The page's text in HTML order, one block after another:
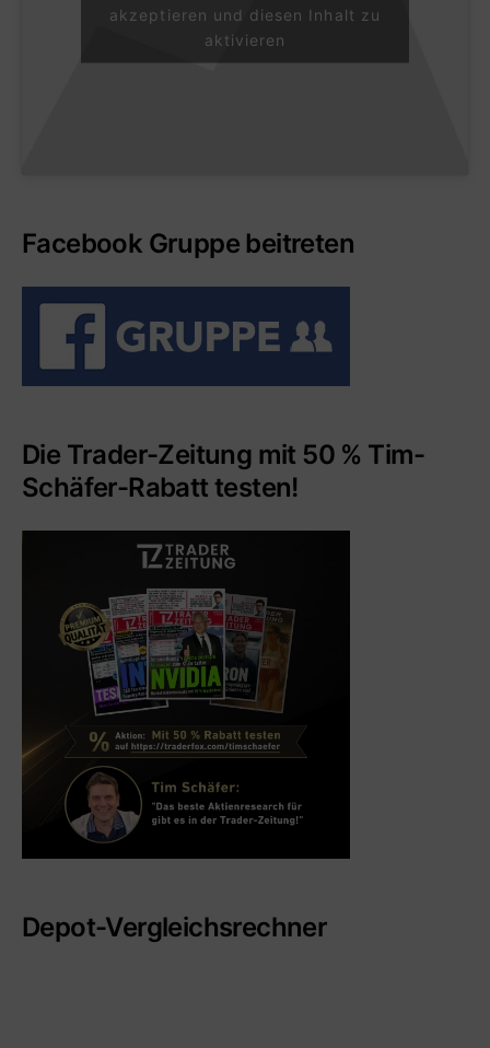
akzeptieren und diesen Inhalt zu
aktivieren
Facebook Gruppe beitreten
Die Trader-Zeitung mit 50 % Tim-
Schäfer-Rabatt testen!
Depot-Vergleichsrechner